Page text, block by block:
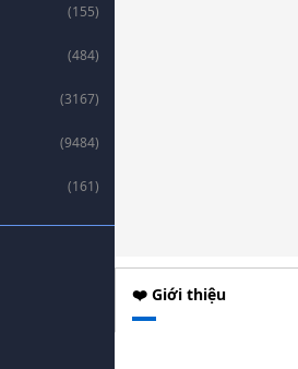
(155)
(484)
(3167)
(9484)
(161)
❤️ Giới thiệu